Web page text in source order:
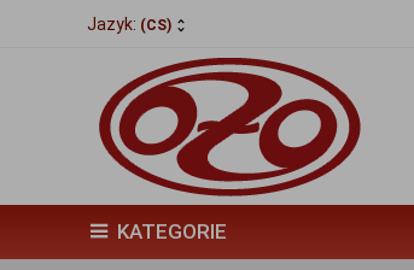
Jazyk: (CS)
KATEGORIE